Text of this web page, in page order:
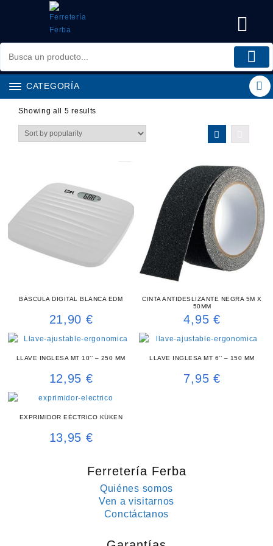
CATEGORÍA
Showing all 5 results
BÁSCULA DIGITAL BLANCA EDM
21,90 €
CINTA ANTIDESLIZANTE NEGRA 5M X
50MM
4,95 €
LLAVE INGLESA MT 10’’ – 250 MM
12,95 €
LLAVE INGLESA MT 6’’ – 150 MM
7,95 €
EXPRIMIDOR EÉCTRICO KÜKEN
13,95 €
Ferretería Ferba
Quiénes somos
Ven a visitarnos
Conctáctanos